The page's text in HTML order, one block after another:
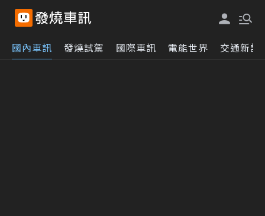
國內車訊 發燒試駕 國際車訊 電能世界 交通新訊